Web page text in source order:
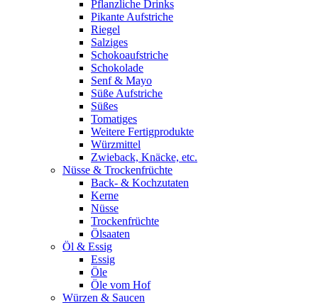
Pflanzliche Drinks
Pikante Aufstriche
Riegel
Salziges
Schokoaufstriche
Schokolade
Senf & Mayo
Süße Aufstriche
Süßes
Tomatiges
Weitere Fertigprodukte
Würzmittel
Zwieback, Knäcke, etc.
Nüsse & Trockenfrüchte
Back- & Kochzutaten
Kerne
Nüsse
Trockenfrüchte
Ölsaaten
Öl & Essig
Essig
Öle
Öle vom Hof
Würzen & Saucen